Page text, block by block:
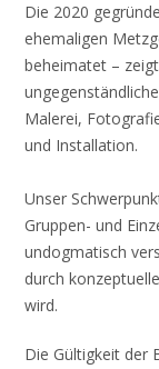
Die 2020
ehemaligen
beheimatet –
Malerei,
und Installation.
Unser
Gruppen- und
undogmatisch
durch
wird.
Die Gültigkeit der